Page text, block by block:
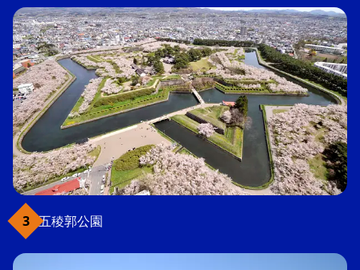
五稜郭公園